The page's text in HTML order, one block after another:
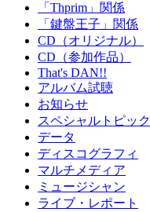
「Thprim」関係
「鍵盤王子」関係
CD（オリジナル）
CD（参加作品）
That's DAN!!
アルバム試聴
お知らせ
スペシャルトピック
データ
ディスコグラフィ
マルチメディア
ミュージシャン
ライブ・レポート